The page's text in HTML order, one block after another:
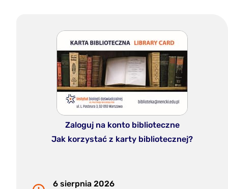
Zaloguj na konto biblioteczne
Jak korzystać z karty bibliotecznej?
6 sierpnia 2026